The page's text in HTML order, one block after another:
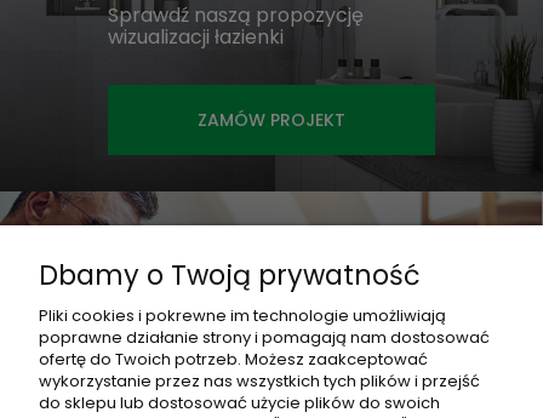
Sprawdź naszą propozycję
wizualizacji łazienki
ZAMÓW PROJEKT
Współpracuj z nami i otrzymaj
najlepsze rabaty!
ZOBACZ OFERTĘ
Dbamy o Twoją prywatność
Pliki cookies i pokrewne im technologie umożliwiają
poprawne działanie strony i pomagają nam dostosować
ofertę do Twoich potrzeb. Możesz zaakceptować
wykorzystanie przez nas wszystkich tych plików i przejść
do sklepu lub dostosować użycie plików do swoich